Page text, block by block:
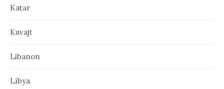
Katar
Kuvajt
Libanon
Líbya